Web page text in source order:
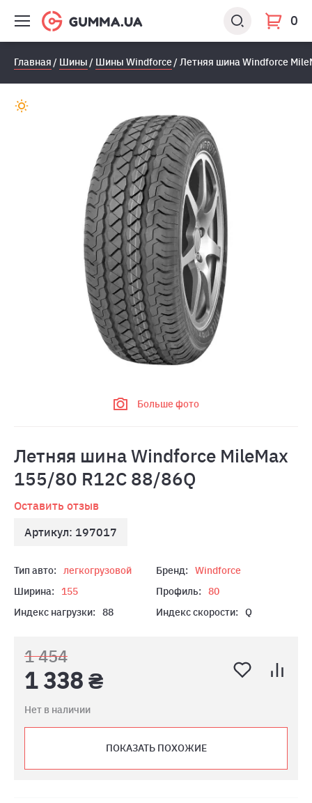
0
Главная Шины Шины Windforce Летняя шина Windforce
Больше фото
Летняя шина Windforce MileMax
155/80 R12C 88/86Q
Оставить отзыв
Артикул: 197017
Тип авто: легкогрузовой Бренд:
Windforce
Ширина:
155 Профиль:
80
Индекс нагрузки:
88 Индекс скорости: Q
1 454
1 338 ₴
Нет в наличии
ПОКАЗАТЬ ПОХОЖИЕ